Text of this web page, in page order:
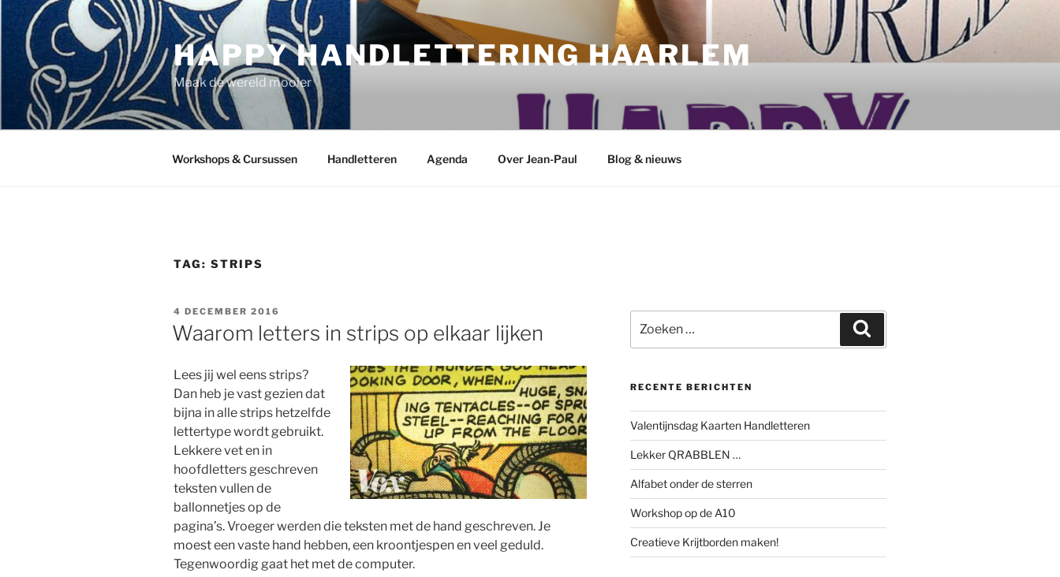
naar
inhoud
HAPPY HANDLETTERING HAARLEM
Maak de wereld mooier
Workshops & Cursussen Handletteren Agenda Over Jean-Paul Blog & nieuws
TAG: STRIPS
GEPLAATST
OP
4 DECEMBER 2016
Waarom letters in strips op elkaar lijken
Lees jij wel eens strips?
Dan heb je vast gezien dat
bijna in alle strips hetzelfde
lettertype wordt gebruikt.
Lekkere vet en in
hoofdletters geschreven
teksten vullen de
ballonnetjes op de
pagina’s. Vroeger werden die teksten met de hand geschreven. Je
moest een vaste hand hebben, een kroontjespen en veel geduld.
Tegenwoordig gaat het met de computer.
naar:
RECENTE BERICHTEN
Valentijnsdag Kaarten Handletteren
Lekker QRABBLEN …
Alfabet onder de sterren
Workshop op de A10
Creatieve Krijtborden maken!